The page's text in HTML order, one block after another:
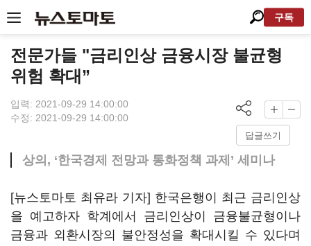
구독
전문가들 "금리인상 금융시장 불균형
위험 확대”
입력: 2021-09-29 14:00:00
수정: 2021-09-29 14:00:00
답글쓰기
상의, ‘한국경제 전망과 통화정책 과제’ 세미나
[뉴스토마토 최유라 기자] 한국은행이 최근 금리인상
을 예고하자 학계에서 금리인상이 금융불균형이나
금융과 외환시장의 불안정성을 확대시킬 수 있다며